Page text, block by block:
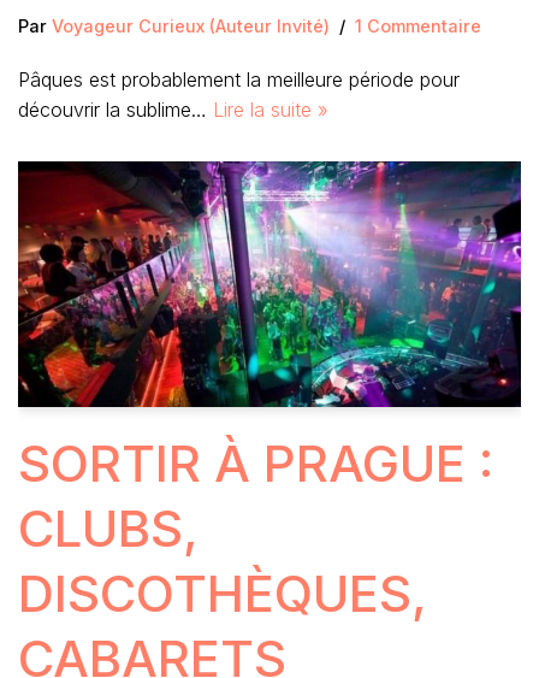
Par Voyageur Curieux (Auteur Invité) 1 Commentaire
Pâques est probablement la meilleure période pour
découvrir la sublime… Lire la suite »
SORTIR À PRAGUE :
CLUBS,
DISCOTHÈQUES,
CABARETS